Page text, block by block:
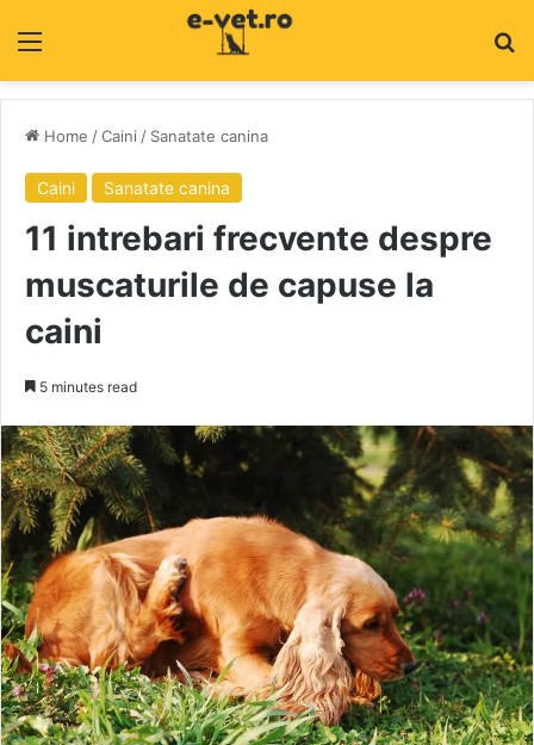
Home /Caini / Sanatate canina
Caini Sanatate canina
11 intrebari frecvente despre
muscaturile de capuse la
caini
5 minutes read